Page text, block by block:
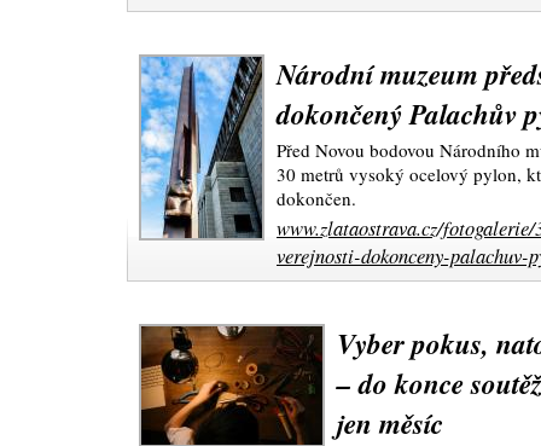
Národní muzeum
dokončený Palachův
Před Novou bodovou Národního
30 metrů vysoký ocelový pylon,
dokončen.
www.zlataostrava.cz/
verejnosti-dokonceny-palachuv-
Vyber pokus,
– do konce
jen měsíc